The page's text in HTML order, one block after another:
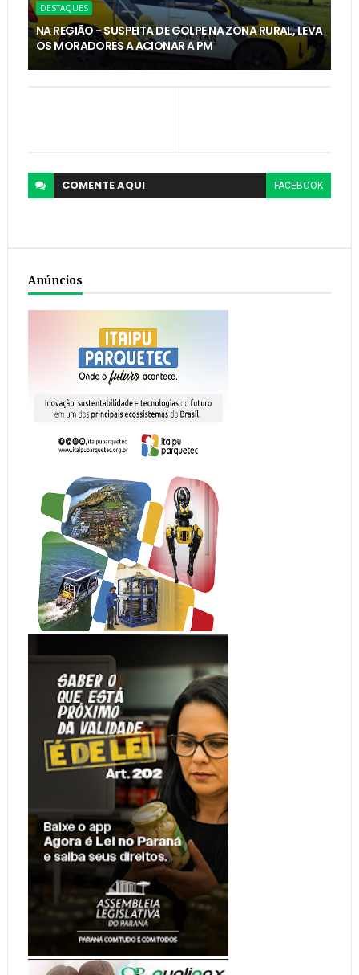
DESTAQUES
NA REGIÃO - SUSPEITA DE GOLPE NA ZONA RURAL, LEVA
OS MORADORES A ACIONAR A PM
COMENTEAQUI FACEBOOK
Anúncios